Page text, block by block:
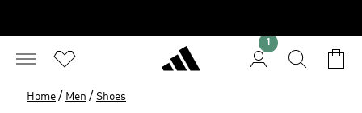
Home / Men / Shoes